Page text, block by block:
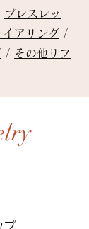
ブレスレッ
イアリング /
/ その他リフ
プ